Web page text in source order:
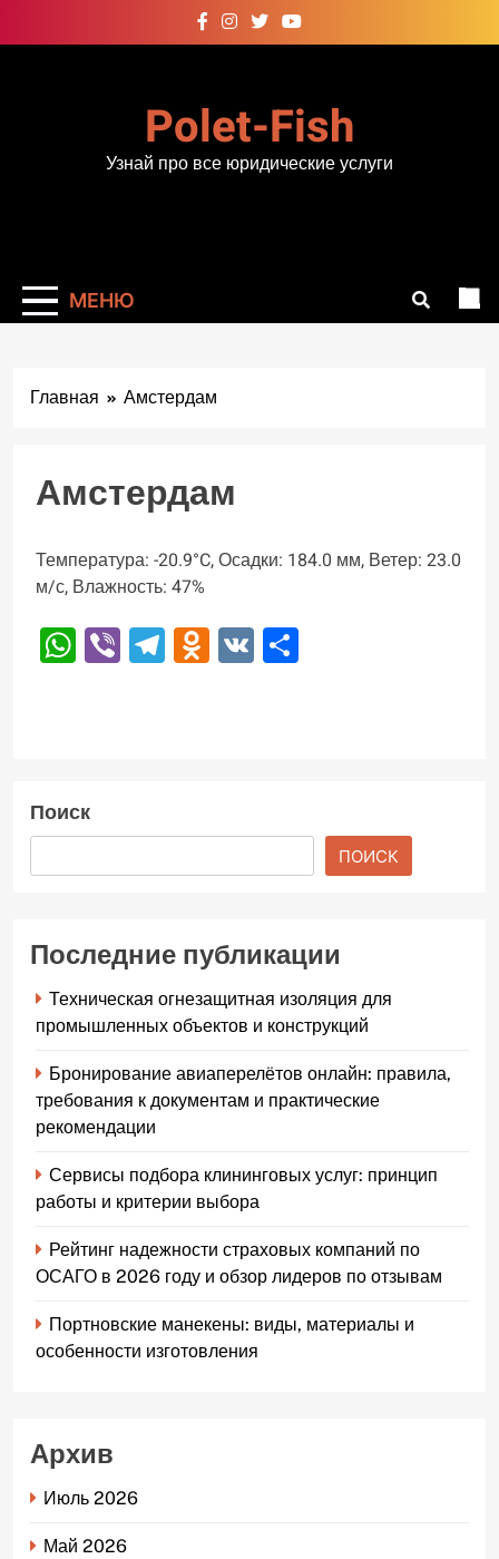
к
Polet-Fish
Узнай про все юридические услуги
МЕНЮ
Главная Амстердам
Амстердам
Температура: -20.9°C, Осадки: 184.0 мм, Ветер: 23.0
м/с, Влажность: 47%
WhatsApp
ViberTelegram
Odnoklassniki
VK
Поиск
ПОИСК
Последние публикации
Техническая огнезащитная изоляция для
промышленных объектов и конструкций
Бронирование авиаперелётов онлайн: правила,
требования к документам и практические
рекомендации
Сервисы подбора клининговых услуг: принцип
работы и критерии выбора
Рейтинг надежности страховых компаний по
ОСАГО в 2026 году и обзор лидеров по отзывам
Портновские манекены: виды, материалы и
особенности изготовления
Архив
Июль 2026
Май 2026